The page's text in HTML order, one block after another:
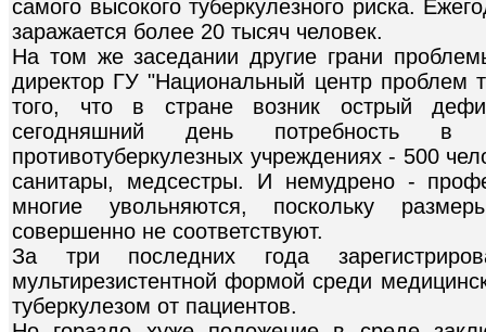
самого высокого туберкулезного риска.
заражается более 20 тысяч человек.
На том же заседании другие грани
директор ГУ "Национальный центр проблем
того, что в стране возник острый
сегодняшний день потребность в
противотуберкулезных учреждениях - 500
санитары, медсестры. И немудрено -
многие увольняются, поскольку
совершенно не соответствуют.
За три последних года
мультирезистентной формой среди
туберкулезом от пациентов.